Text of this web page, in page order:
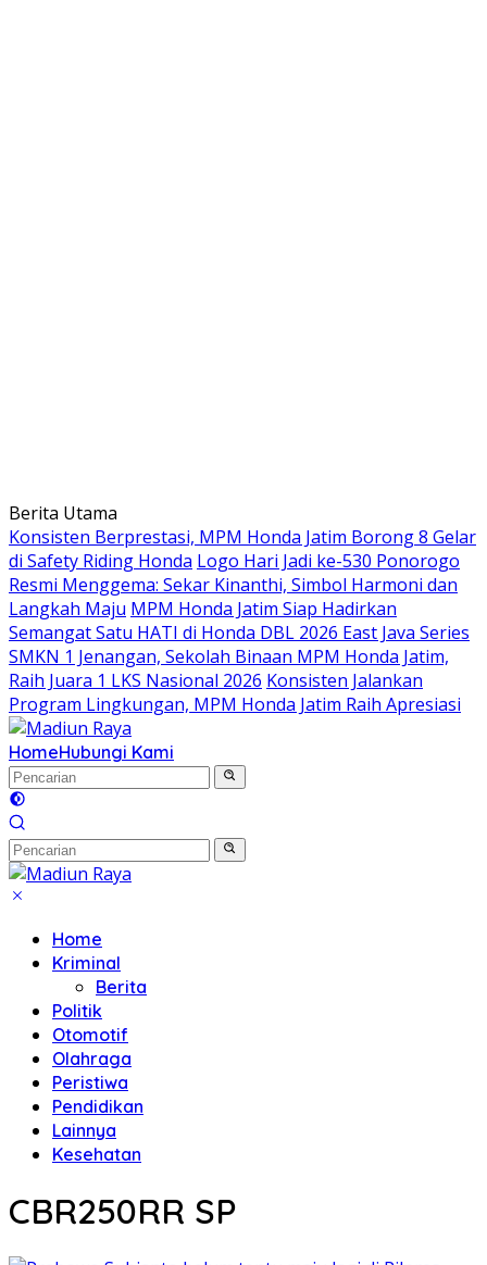
Langsung
ke
konten
Berita Utama
Konsisten Berprestasi, MPM Honda Jatim Borong 8 Gelar
di Safety Riding Honda Logo Hari Jadi ke-530 Ponorogo
Resmi Menggema: Sekar Kinanthi, Simbol Harmoni dan
Langkah Maju MPM Honda Jatim Siap Hadirkan
Semangat Satu HATI di Honda DBL 2026 East Java Series
SMKN 1 Jenangan, Sekolah Binaan MPM Honda Jatim,
Raih Juara 1 LKS Nasional 2026 Konsisten Jalankan
Program Lingkungan, MPM Honda Jatim Raih Apresiasi
HomeHubungi Kami
Home
Kriminal
Berita
Politik
Otomotif
Olahraga
Peristiwa
Pendidikan
Lainnya
Kesehatan
CBR250RR SP